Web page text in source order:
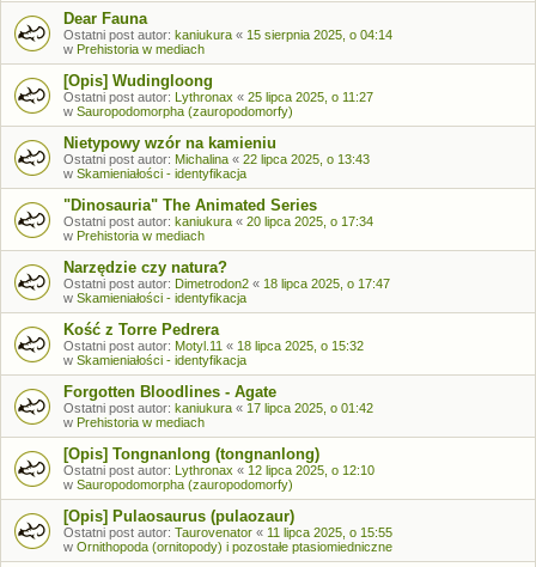
Dear Fauna
Ostatni post autor: kaniukura « 15 sierpnia 2025, o 04:14
w Prehistoria w mediach
[Opis] Wudingloong
Ostatni post autor: Lythronax « 25 lipca 2025, o 11:27
w Sauropodomorpha (zauropodomorfy)
Nietypowy wzór na kamieniu
Ostatni post autor: Michalina « 22 lipca 2025, o 13:43
w Skamieniałości - identyfikacja
"Dinosauria" The Animated Series
Ostatni post autor: kaniukura « 20 lipca 2025, o 17:34
w Prehistoria w mediach
Narzędzie czy natura?
Ostatni post autor: Dimetrodon2 « 18 lipca 2025, o 17:47
w Skamieniałości - identyfikacja
Kość z Torre Pedrera
Ostatni post autor: Motyl.11 « 18 lipca 2025, o 15:32
w Skamieniałości - identyfikacja
Forgotten Bloodlines - Agate
Ostatni post autor: kaniukura « 17 lipca 2025, o 01:42
w Prehistoria w mediach
[Opis] Tongnanlong (tongnanlong)
Ostatni post autor: Lythronax « 12 lipca 2025, o 12:10
w Sauropodomorpha (zauropodomorfy)
[Opis] Pulaosaurus (pulaozaur)
Ostatni post autor: Taurovenator « 11 lipca 2025, o 15:55
w Ornithopoda (ornitopody) i pozostałe ptasiomiedniczne